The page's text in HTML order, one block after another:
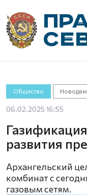
Общество
06.02.2025 16:55
развития
Архангельский
комбинат с
газовым сетям.